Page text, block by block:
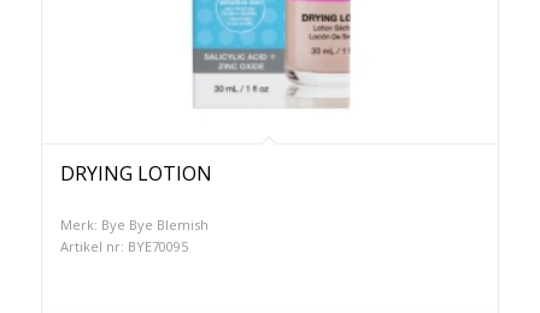
DRYING LOTION
Merk: Bye Bye Blemish
Artikel nr: BYE70095